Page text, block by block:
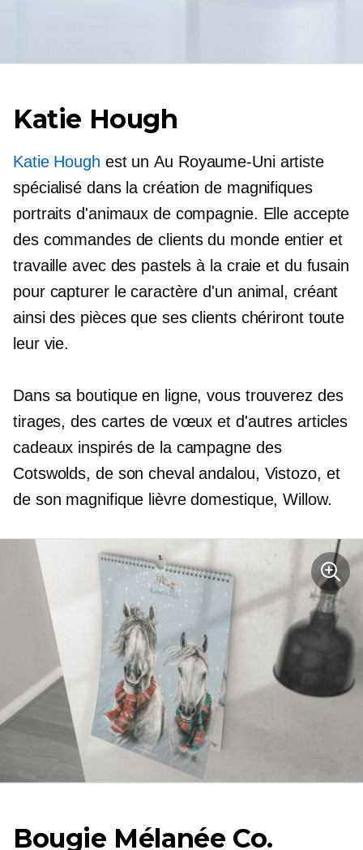
Katie Hough
Katie Hough est unAu Royaume-Uniartiste
spécialisé dans la création de magnifiques
portraits d'animaux de compagnie. Elle accepte
des commandes de clients du monde entier et
travaille avec des pastels à la craie et du fusain
pour capturer le caractère d'un animal, créant
ainsi des pièces que ses clients chériront toute
leur vie.
Dans sa boutique en ligne, vous trouverez des
tirages, des cartes de vœux et d'autres articles
cadeaux inspirés de la campagne des
Cotswolds, de son cheval andalou, Vistozo, et
de son magnifique lièvre domestique, Willow.
Bougie Mélanée Co.